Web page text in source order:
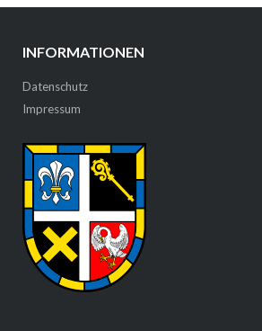
INFORMATIONEN
Datenschutz
Impressum